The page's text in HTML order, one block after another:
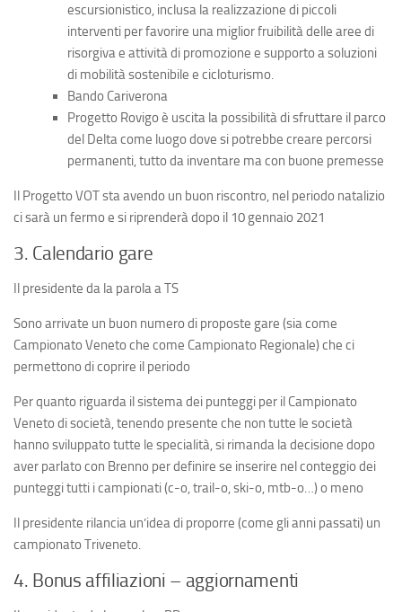
escursionistico, inclusa la realizzazione di piccoli
interventi per favorire una miglior fruibilità delle aree di
risorgiva e attività di promozione e supporto a soluzioni
di mobilità sostenibile e cicloturismo.
Bando Cariverona
Progetto Rovigo è uscita la possibilità di sfruttare il parco
del Delta come luogo dove si potrebbe creare percorsi
permanenti, tutto da inventare ma con buone premesse
Il Progetto VOT sta avendo un buon riscontro, nel periodo natalizio
ci sarà un fermo e si riprenderà dopo il 10 gennaio 2021
3. Calendario gare
Il presidente da la parola a TS
Sono arrivate un buon numero di proposte gare (sia come
Campionato Veneto che come Campionato Regionale) che ci
permettono di coprire il periodo
Per quanto riguarda il sistema dei punteggi per il Campionato
Veneto di società, tenendo presente che non tutte le società
hanno sviluppato tutte le specialità, si rimanda la decisione dopo
aver parlato con Brenno per definire se inserire nel conteggio dei
punteggi tutti i campionati (c-o, trail-o, ski-o, mtb-o…) o meno
Il presidente rilancia un’idea di proporre (come gli anni passati) un
campionato Triveneto.
4. Bonus affiliazioni – aggiornamenti